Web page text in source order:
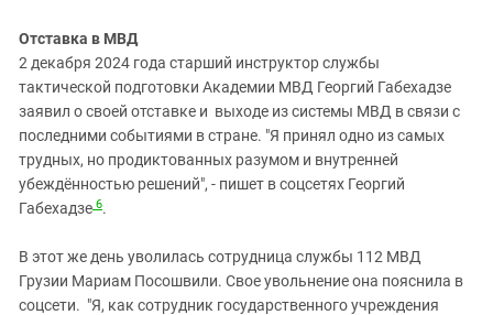
Отставка в МВД
2 декабря 2024 года старший инструктор службы
тактической подготовки Академии МВД Георгий Габехадзе
заявил о своей отставке и выходе из системы МВД в связи с
последними событиями в стране. "Я принял одно из самых
трудных, но продиктованных разумом и внутренней
убеждённостью решений", - пишет в соцсетях Георгий
Габехадзе 6.
В этот же день уволилась сотрудница службы 112 МВД
Грузии Мариам Посошвили. Свое увольнение она пояснила в
соцсети. "Я, как сотрудник государственного учреждения